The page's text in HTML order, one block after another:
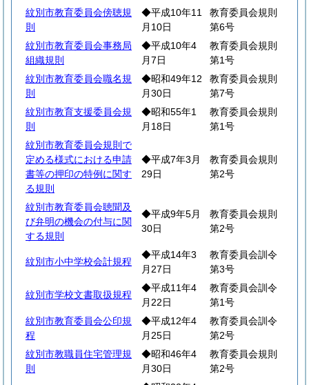
紋別市教育委員会傍聴規
則
◆平成10年11
月10日
教育委員会規則
第6号
紋別市教育委員会事務局
組織規則
◆平成10年4
月7日
教育委員会規則
第1号
紋別市教育委員会職名規
則
◆昭和49年12
月30日
教育委員会規則
第7号
紋別市教育支援委員会規
則
◆昭和55年1
月18日
教育委員会規則
第1号
紋別市教育委員会規則で
定める様式における申請
書等の押印の特例に関す
る規則
◆平成7年3月
29日
教育委員会規則
第2号
紋別市教育委員会聴聞及
び弁明の機会の付与に関
する規則
◆平成9年5月
30日
教育委員会規則
第2号
紋別市小中学校会計規程
◆平成14年3
月27日
教育委員会訓令
第3号
紋別市学校文書取扱規程
◆平成11年4
月22日
教育委員会訓令
第1号
紋別市教育委員会公印規
程
◆平成12年4
月25日
教育委員会訓令
第2号
紋別市教職員住宅管理規
則
◆昭和46年4
月30日
教育委員会規則
第2号